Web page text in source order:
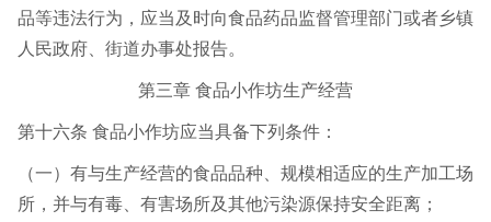
品等违法行为，应当及时向食品药品监督管理部门或者乡镇
人民政府、街道办事处报告。
第三章 食品小作坊生产经营
第十六条 食品小作坊应当具备下列条件：
（一）有与生产经营的食品品种、规模相适应的生产加工场
所，并与有毒、有害场所及其他污染源保持安全距离；